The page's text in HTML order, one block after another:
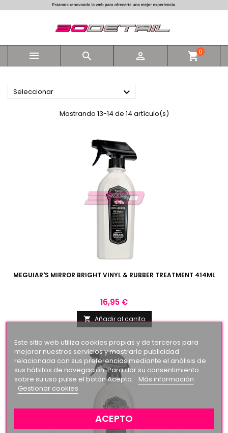
   shopping_cart0
Seleccionar 
Mostrando 13-14 de 14 artículo(s)
MEGUIAR'S MIRROR BRIGHT VINYL & RUBBER TREATMENT 414ML
Precio
16,95 €
 Añadir al carrito
Este sitio web utiliza cookies propias y de terceros para
mejorar nuestros servicios y mostrarle publicidad
relacionada con sus preferencias mediante el análisis de
sus hábitos de navegación. Para dar su consentimiento
sobre su uso pulse el botón Acepto.
Más información
Gestionar cookies
ACEPTO